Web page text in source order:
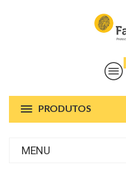
PRODUTOS
MENU